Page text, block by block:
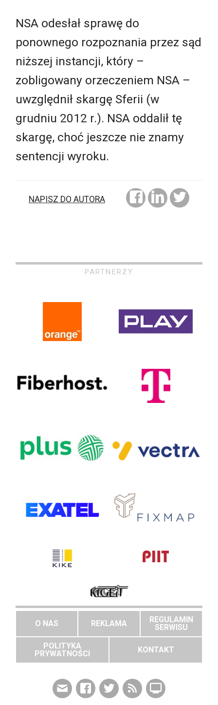
NSA odesłał sprawę do
ponownego rozpoznania przez sąd
niższej instancji, który –
zobligowany orzeczeniem NSA –
uwzględnił skargę Sferii (w
grudniu 2012 r.). NSA oddalił tę
skargę, choć jeszcze nie znamy
sentencji wyroku.
NAPISZ DO AUTORA
PARTNERZY
O NAS REKLAMA
REGULAMIN
SERWISU
POLITYKA
PRYWATNOŚCI
KONTAKT